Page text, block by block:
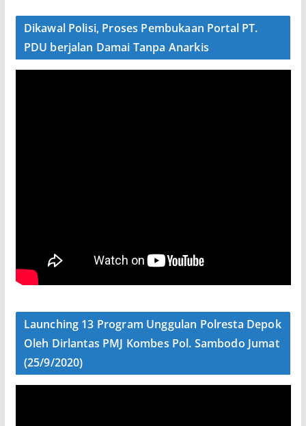
Dikawal Polisi, Proses Pembukaan Portal PT.
PDU berjalan Damai Tanpa Anarkis
Launching 13 Program Unggulan Polresta Depok
Oleh Dirlantas PMJ Kombes Pol. Sambodo Jumat
(25/9/2020)